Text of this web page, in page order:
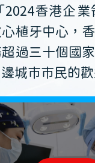
2024香港企
植牙中心，
過三十個國
城市市民的歡